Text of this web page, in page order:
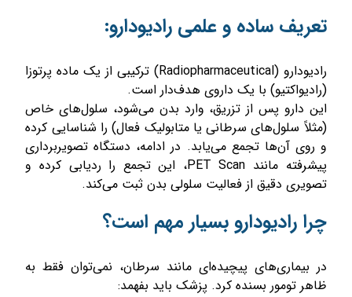
تعریف ساده و علمی رادیودارو:
رادیودارو (Radiopharmaceutical) ترکیبی از یک ماده پرتوزا
(رادیواکتیو) با یک داروی هدف‌دار است.
این دارو پس از تزریق، وارد بدن می‌شود، سلول‌های خاص
(مثلاً سلول‌های سرطانی یا متابولیک فعال) را شناسایی کرده
و روی آن‌ها تجمع می‌یابد. در ادامه، دستگاه تصویربرداری
پیشرفته مانند PET Scan، این تجمع را ردیابی کرده و
تصویری دقیق از فعالیت سلولی بدن ثبت می‌کند.
چرا رادیودارو بسیار مهم است؟
در بیماری‌های پیچیده‌ای مانند سرطان، نمی‌توان فقط به
ظاهر تومور بسنده کرد. پزشک باید بفهمد: